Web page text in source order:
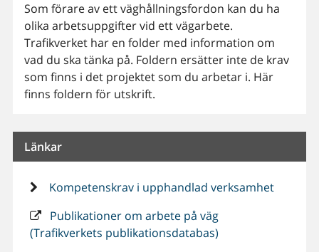
Som förare av ett väghållningsfordon kan du ha
olika arbetsuppgifter vid ett vägarbete.
Trafikverket har en folder med information om
vad du ska tänka på. Foldern ersätter inte de krav
som finns i det projektet som du arbetar i. Här
finns foldern för utskrift.
Länkar
Kompetenskrav i upphandlad verksamhet
Publikationer om arbete på väg
(Trafikverkets publikationsdatabas)